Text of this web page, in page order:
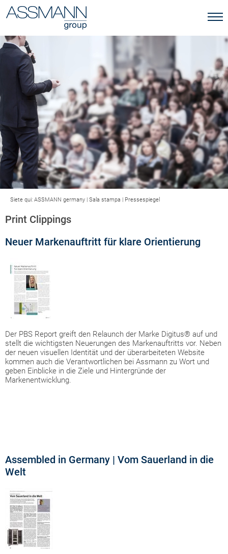
Siete qui: ASSMANN germany | Sala stampa | Pressespiegel
Print Clippings
Neuer Markenauftritt für klare Orientierung
Der PBS Report greift den Relaunch der Marke Digitus® auf und
stellt die wichtigsten Neuerungen des Markenauftritts vor. Neben
der neuen visuellen Identität und der überarbeiteten Website
kommen auch die Verantwortlichen bei Assmann zu Wort und
geben Einblicke in die Ziele und Hintergründe der
Markenentwicklung.
Assembled in Germany | Vom Sauerland in die
Welt